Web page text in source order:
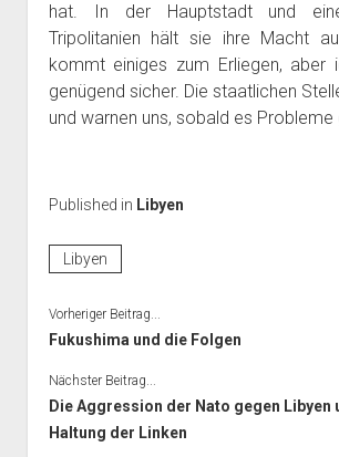
hat. In der Hauptstadt und
Tripolitanien hält sie ihre Macht
kommt einiges zum Erliegen, aber
genügend sicher. Die staatlichen
und warnen uns, sobald es Probleme
Published in Libyen
Libyen
Vorheriger Beitrag...
Fukushima und die Folgen
Nächster Beitrag...
Die Aggression der Nato gegen Libyen
Haltung der Linken